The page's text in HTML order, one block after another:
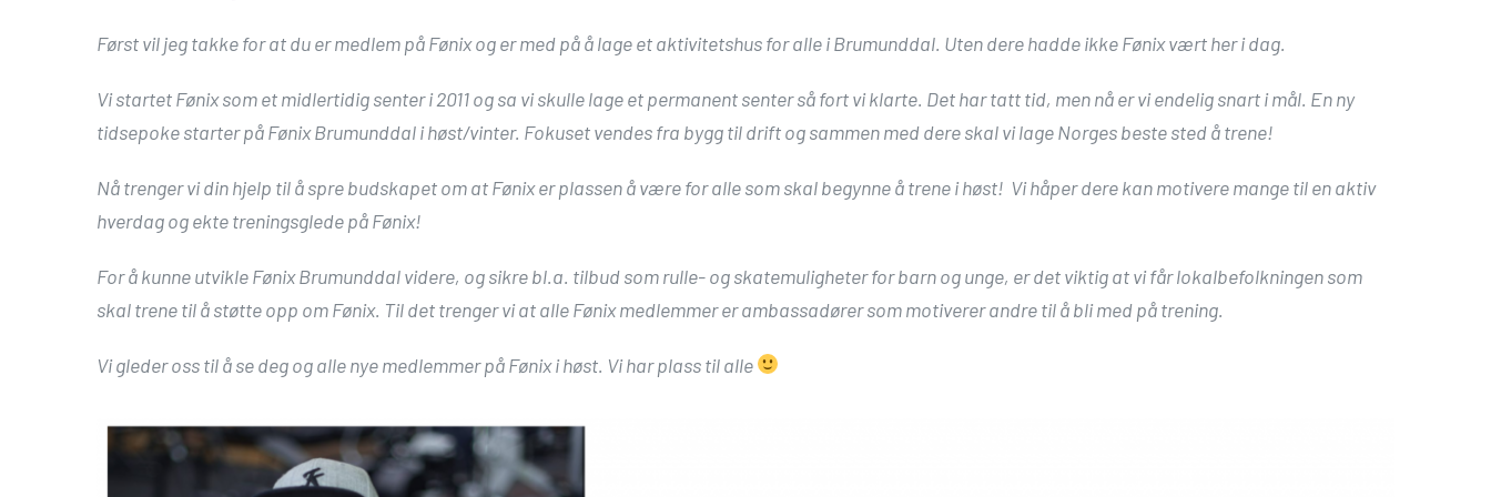
Først vil jeg takke for at du er medlem på Fønix og er med på å lage et aktivitetshus for alle i Brumunddal. Uten dere hadde ikke Fønix vært her i dag.
Vi startet Fønix som et midlertidig senter i 2011 og sa vi skulle lage et permanent senter så fort vi klarte. Det har tatt tid, men nå er vi endelig snart i mål. En ny
tidsepoke starter på Fønix Brumunddal i høst/vinter. Fokuset vendes fra bygg til drift og sammen med dere skal vi lage Norges beste sted å trene!
Nå trenger vi din hjelp til å spre budskapet om at Fønix er plassen å være for alle som skal begynne å trene i høst! Vi håper dere kan motivere mange til en aktiv
hverdag og ekte treningsglede på Fønix!
For å kunne utvikle Fønix Brumunddal videre, og sikre bl.a. tilbud som rulle- og skatemuligheter for barn og unge, er det viktig at vi får lokalbefolkningen som
skal trene til å støtte opp om Fønix. Til det trenger vi at alle Fønix medlemmer er ambassadører som motiverer andre til å bli med på trening.
Vi gleder oss til å se deg og alle nye medlemmer på Fønix i høst. Vi har plass til alle